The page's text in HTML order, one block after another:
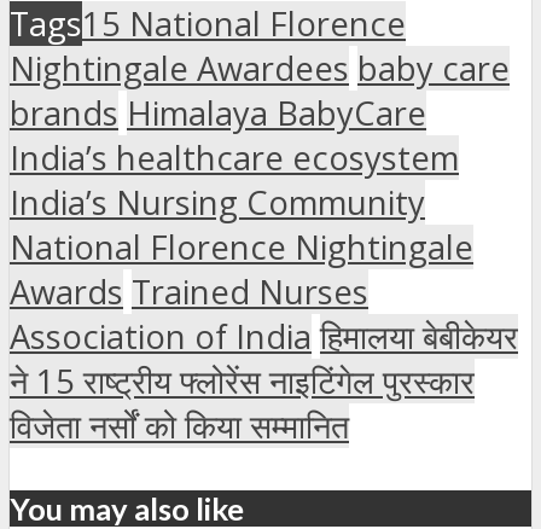
Tags15 National Florence
Nightingale Awardees baby care
brands Himalaya BabyCare
India’s healthcare ecosystem
India’s Nursing Community
National Florence Nightingale
Awards Trained Nurses
Association of India हिमालया बेबीकेयर
ने 15 राष्ट्रीय फ्लोरेंस नाइटिंगेल पुरस्कार
विजेता नर्सों को किया सम्मानित
You may also like